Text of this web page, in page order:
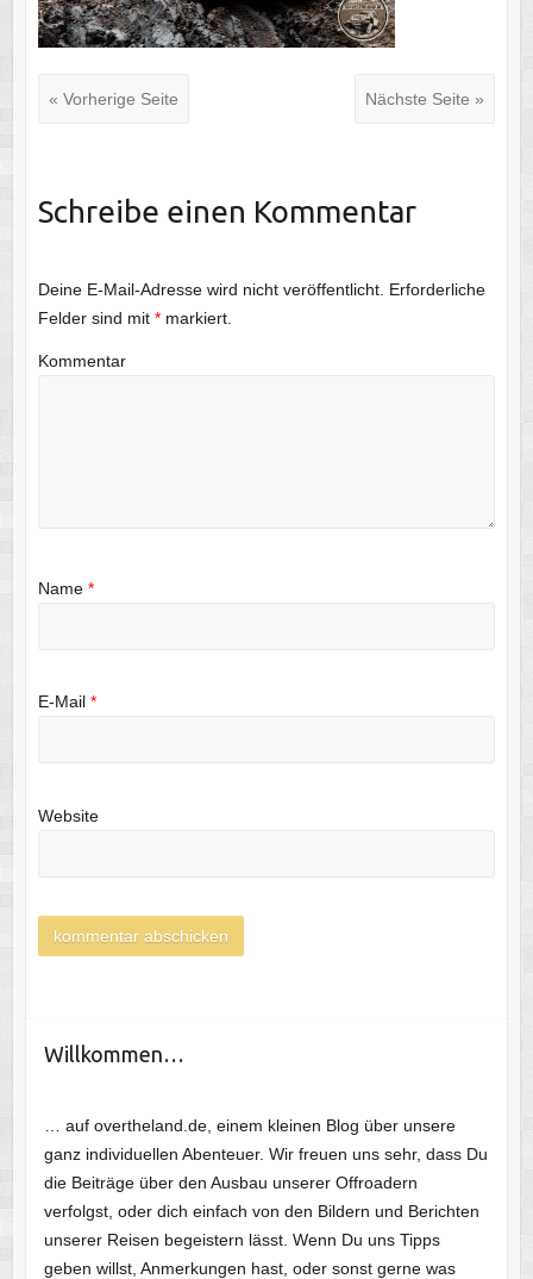
« Vorherige Seite Nächste Seite »
Schreibe einen Kommentar
Deine E-Mail-Adresse wird nicht veröffentlicht. Erforderliche
Felder sind mit *markiert.
Kommentar
Name *
E-Mail *
Website
Willkommen…
… auf overtheland.de, einem kleinen Blog über unsere
ganz individuellen Abenteuer. Wir freuen uns sehr, dass Du
die Beiträge über den Ausbau unserer Offroadern
verfolgst, oder dich einfach von den Bildern und Berichten
unserer Reisen begeistern lässt. Wenn Du uns Tipps
geben willst, Anmerkungen hast, oder sonst gerne was